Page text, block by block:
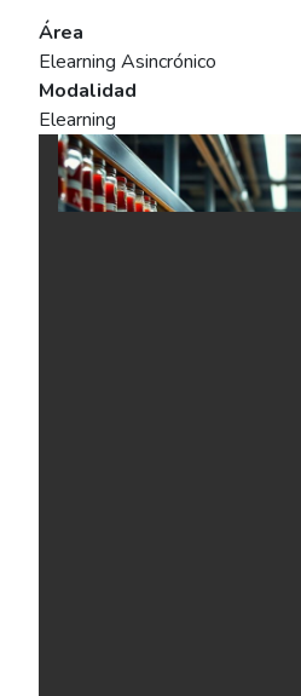
Área
Elearning Asincrónico
Modalidad
Elearning
Ficha del curso